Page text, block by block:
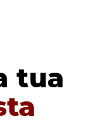
tua